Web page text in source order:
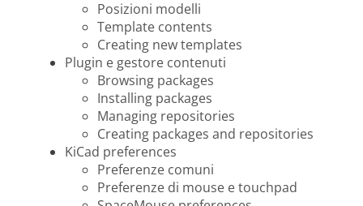
Posizioni modelli
Template contents
Creating new templates
Plugin e gestore contenuti
Browsing packages
Installing packages
Managing repositories
Creating packages and repositories
KiCad preferences
Preferenze comuni
Preferenze di mouse e touchpad